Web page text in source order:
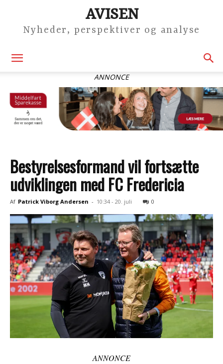
AVISEN
Nyheder, perspektiver og analyse
ANNONCE
Bestyrelsesformand vil fortsætte
udviklingen med FC Fredericia
Af Patrick Viborg Andersen - 10:34 - 20. juli 0
ANNONCE